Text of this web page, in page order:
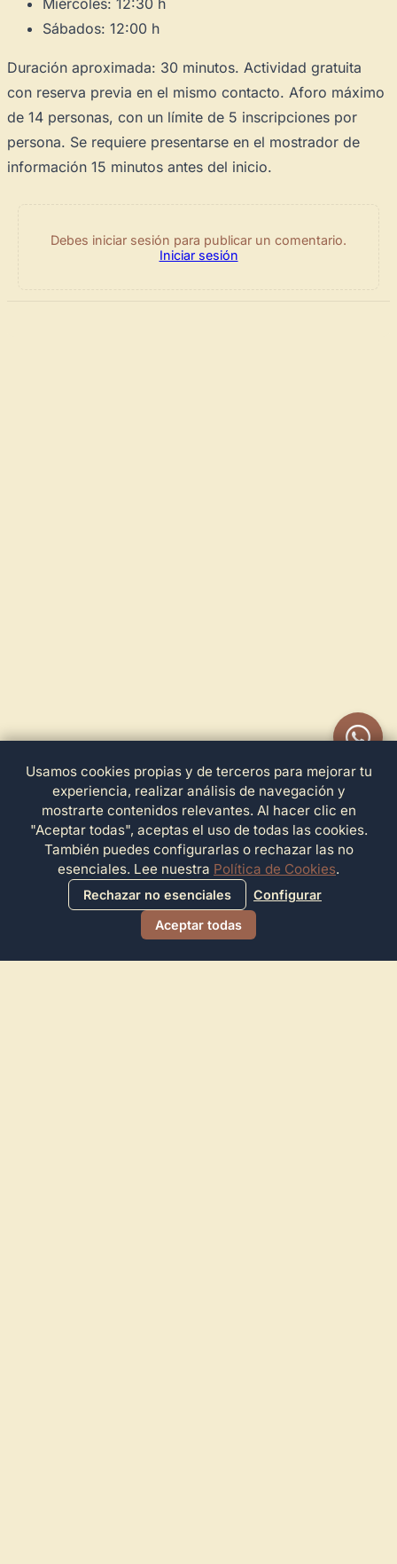
Miércoles: 12:30 h
Sábados: 12:00 h
Duración aproximada: 30 minutos. Actividad gratuita
con reserva previa en el mismo contacto. Aforo máximo
de 14 personas, con un límite de 5 inscripciones por
persona. Se requiere presentarse en el mostrador de
información 15 minutos antes del inicio.
Debes iniciar sesión para publicar un comentario.
Iniciar sesión
Usamos cookies propias y de terceros para mejorar tu
experiencia, realizar análisis de navegación y
mostrarte contenidos relevantes. Al hacer clic en
"Aceptar todas", aceptas el uso de todas las cookies.
También puedes configurarlas o rechazar las no
esenciales. Lee nuestra Política de Cookies.
Rechazar no esenciales
Configurar
Aceptar todas